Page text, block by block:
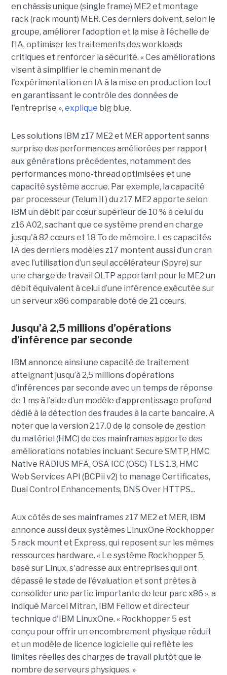
en châssis unique (single frame) ME2 et montage
rack (rack mount) MER. Ces derniers doivent, selon le
groupe, améliorer l’adoption et la mise à l’échelle de
l’IA, optimiser les traitements des workloads
critiques et renforcer la sécurité. « Ces améliorations
visent à simplifier le chemin menant de
l'expérimentation en IA à la mise en production tout
en garantissant le contrôle des données de
l'entreprise », explique big blue.
Les solutions IBM z17 ME2 et MER apportent sanns
surprise des performances améliorées par rapport
aux générations précédentes, notamment des
performances mono-thread optimisées et une
capacité système accrue. Par exemple, la capacité
par processeur (Telum II ) du z17 ME2 apporte selon
IBM un débit par cœur supérieur de 10 % à celui du
z16 A02, sachant que ce système prend en charge
jusqu'à 82 cœurs et 18 To de mémoire. Les capacités
IA des derniers modèles z17 montent aussi d’un cran
avec l’utilisation d’un seul accélérateur (Spyre) sur
une charge de travail OLTP apportant pour le ME2 un
débit équivalent à celui d’une inférence exécutée sur
un serveur x86 comparable doté de 21 cœurs.
Jusqu’à 2,5 millions d’opérations
d’inférence par seconde
IBM annonce ainsi une capacité de traitement
atteignant jusqu’à 2,5 millions d’opérations
d’inférences par seconde avec un temps de réponse
de 1 ms à l’aide d’un modèle d’apprentissage profond
dédié à la détection des fraudes à la carte bancaire. A
noter que la version 2.17.0 de la console de gestion
du matériel (HMC) de ces mainframes apporte des
améliorations notables incluant Secure SMTP, HMC
Native RADIUS MFA, OSA ICC (OSC) TLS 1.3, HMC
Web Services API (BCPii v2) to manage Certificates,
Dual Control Enhancements, DNS Over HTTPS...
Aux côtés de ses mainframes z17 ME2 et MER, IBM
annonce aussi deux systèmes LinuxOne Rockhopper
5 rack mount et Express, qui reposent sur les mêmes
ressources hardware. « Le système Rockhopper 5,
basé sur Linux, s'adresse aux entreprises qui ont
dépassé le stade de l'évaluation et sont prêtes à
consolider une partie importante de leur parc x86 », a
indiqué Marcel Mitran, IBM Fellow et directeur
technique d'IBM LinuxOne. « Rockhopper 5 est
conçu pour offrir un encombrement physique réduit
et un modèle de licence logicielle qui reflète les
limites réelles des charges de travail plutôt que le
nombre de serveurs physiques. »